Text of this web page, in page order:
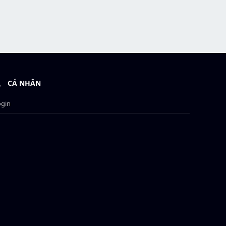
CÁ NHÂN